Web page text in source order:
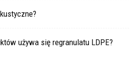
używa się regranulatu LDPE?